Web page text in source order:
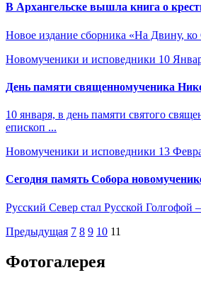
В Архангельске вышла книга о
Новое издание сборника «На Двину, ко
Новомученики и исповедники 10
День памяти священномученика
10 января, в день памяти святого
епископ ...
Новомученики и исповедники 13
Сегодня память Собора
Русский Север стал Русской Голгофой
Предыдущая 7 8 9 10 11
Фотогалерея